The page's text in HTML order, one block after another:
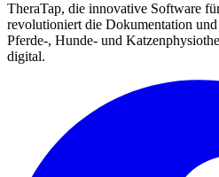
TheraTap, die innovative Software
revolutioniert die Dokumentation
Pferde-, Hunde- und
digital.